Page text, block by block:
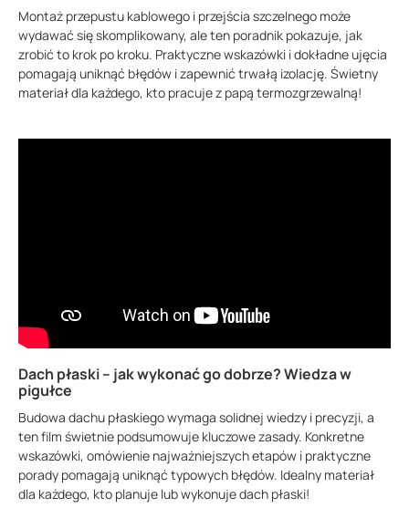
Montaż przepustu kablowego i przejścia szczelnego może
wydawać się skomplikowany, ale ten poradnik pokazuje, jak
zrobić to krok po kroku. Praktyczne wskazówki i dokładne ujęcia
pomagają uniknąć błędów i zapewnić trwałą izolację. Świetny
materiał dla każdego, kto pracuje z papą termozgrzewalną!
Dach płaski – jak wykonać go dobrze? Wiedza w
pigułce
Budowa dachu płaskiego wymaga solidnej wiedzy i precyzji, a
ten film świetnie podsumowuje kluczowe zasady. Konkretne
wskazówki, omówienie najważniejszych etapów i praktyczne
porady pomagają uniknąć typowych błędów. Idealny materiał
dla każdego, kto planuje lub wykonuje dach płaski!